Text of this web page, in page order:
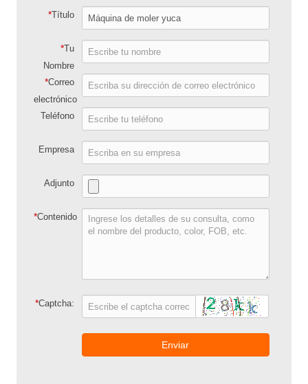
*Título
*Tu
Nombre
*Correo
electrónico
Teléfono
Empresa
Adjunto
*Contenido
*Captcha:
Enviar